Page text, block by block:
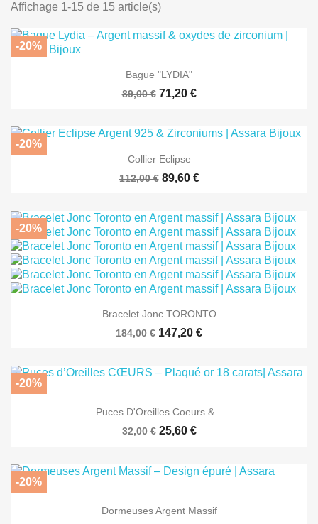
Affichage 1-15 de 15 article(s)
Bague "LYDIA"
89,00 € 71,20 €
-20%
Collier Eclipse
112,00 € 89,60 €
-20%
Bracelet Jonc TORONTO
184,00 € 147,20 €
-20%
Puces D'Oreilles Coeurs &...
32,00 € 25,60 €
-20%
Dormeuses Argent Massif
-20%